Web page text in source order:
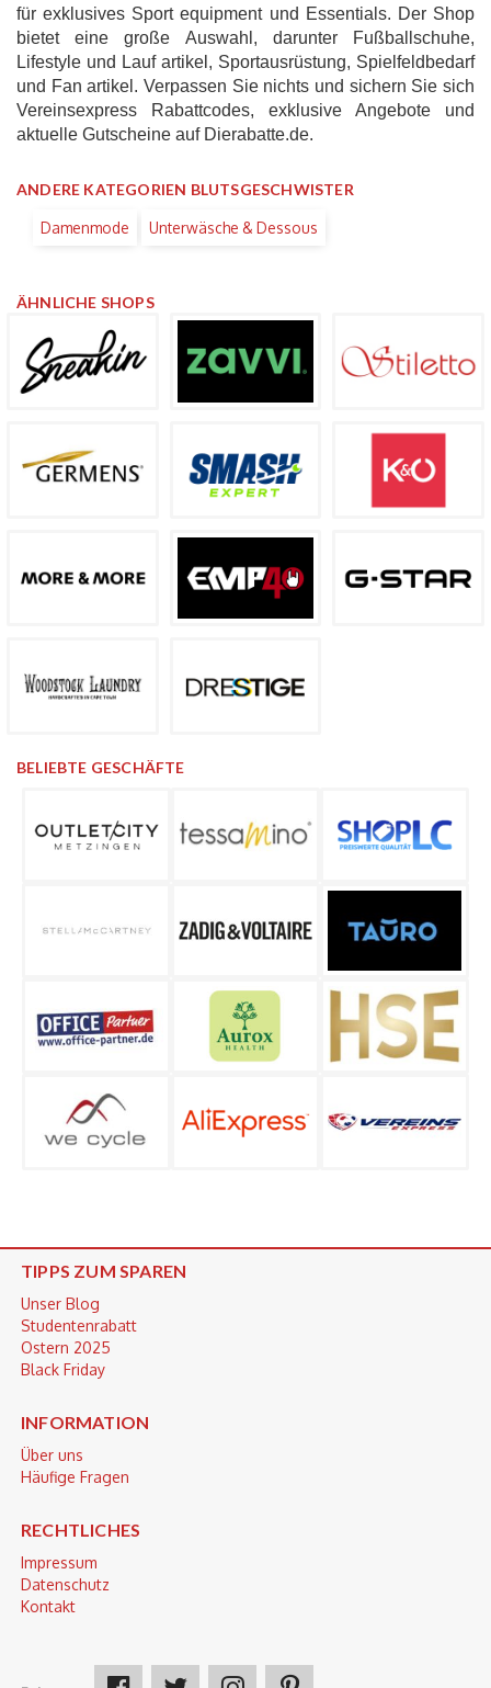
für exklusives Sport equipment und Essentials. Der Shop
bietet eine große Auswahl, darunter Fußballschuhe,
Lifestyle und Lauf artikel, Sportausrüstung, Spielfeldbedarf
und Fan artikel. Verpassen Sie nichts und sichern Sie sich
Vereinsexpress Rabattcodes, exklusive Angebote und
aktuelle Gutscheine auf Dierabatte.de.
ANDERE KATEGORIEN BLUTSGESCHWISTER
Damenmode Unterwäsche & Dessous
ÄHNLICHE SHOPS
BELIEBTE GESCHÄFTE
TIPPS ZUM SPAREN
Unser Blog
Studentenrabatt
Ostern 2025
Black Friday
INFORMATION
Über uns
Häufige Fragen
RECHTLICHES
Impressum
Datenschutz
Kontakt